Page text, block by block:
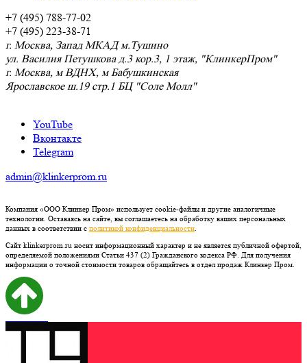
+7 (495) 788-77-02
+7 (495) 223-38-71
г. Москва, Запад МКАД м.Тушино
ул. Василия Петушкова д.3 кор.3, 1 этаж, "КлинкерПром"
г. Москва, м ВДНХ, м Бабушкинская
Ярославское ш.19 стр.1 БЦ "Соле Молл"
YouTube
Вконтакте
Telegram
admin@klinkerprom.ru
Компания «ООО Клинкер Пром» использует cookie-файлы и другие аналогичные
технологии. Оставаясь на сайте, вы соглашаетесь на обработку ваших персональных
данных в соответствии с политикой конфиденциальности
Сайт klinkerprom.ru носит информационный характер и не является публичной офертой,
определяемой положениями Статьи 437 (2) Гражданского кодекса РФ. Для получения
информации о точной стоимости товаров обращайтесь в отдел продаж Клинкер Пром.